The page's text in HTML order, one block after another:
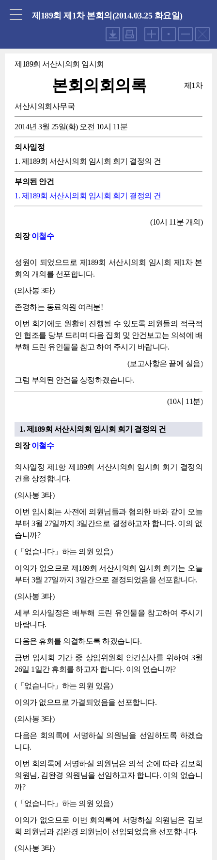
제189회 제1차 본회의(2014.03.25 화요일)
제189회 서산시의회 임시회
본회의회의록 제1차
서산시의회사무국
2014년 3월 25일(화) 오전 10시 11분
의사일정
1. 제189회 서산시의회 임시회 회기 결정의 건
부의된 안건
1. 제189회 서산시의회 임시회 회기 결정의 건
(10시 11분 개의)
의장이철수
성원이 되었으므로 제189회 서산시의회 임시회 제1차 본
회의 개의를 선포합니다.
(의사봉 3타)
존경하는 동료의원 여러분!
이번 회기에도 원활히 진행될 수 있도록 의원들의 적극적
인 협조를 당부 드리며 다음 집회 및 안건보고는 의석에 배
부해 드린 유인물을 참고 하여 주시기 바랍니다.
(보고사항은 끝에 실음)
그럼 부의된 안건을 상정하겠습니다.
(10시 11분)
1. 제189회 서산시의회 임시회 회기 결정의 건
의장이철수
의사일정 제1항 제189회 서산시의회 임시회 회기 결정의
건을 상정합니다.
(의사봉 3타)
이번 임시회는 사전에 의원님들과 협의한 바와 같이 오늘
부터 3월 27일까지 3일간으로 결정하고자 합니다. 이의 없
습니까?
(「없습니다」하는 의원 있음)
이의가 없으므로 제189회 서산시의회 임시회 회기는 오늘
부터 3월 27일까지 3일간으로 결정되었음을 선포합니다.
(의사봉 3타)
세부 의사일정은 배부해 드린 유인물을 참고하여 주시기
바랍니다.
다음은 휴회를 의결하도록 하겠습니다.
금번 임시회 기간 중 상임위원회 안건심사를 위하여 3월
26일 1일간 휴회를 하고자 합니다. 이의 없습니까?
(「없습니다」하는 의원 있음)
이의가 없으므로 가결되었음을 선포합니다.
(의사봉 3타)
다음은 회의록에 서명하실 의원님을 선임하도록 하겠습
니다.
이번 회의록에 서명하실 의원님은 의석 순에 따라 김보희
의원님, 김완경 의원님을 선임하고자 합니다. 이의 없습니
까?
(「없습니다」하는 의원 있음)
이의가 없으므로 이번 회의록에 서명하실 의원님은 김보
희 의원님과 김완경 의원님이 선임되었음을 선포합니다.
(의사봉 3타)